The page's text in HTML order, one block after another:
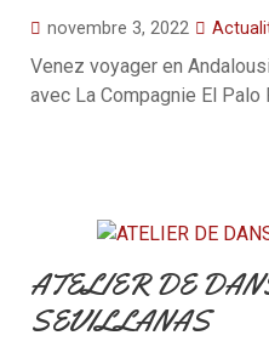
novembre 3, 2022
Venez voyager en
avec La Compagnie El Palo
ATELIER DE
SEVILLANAS